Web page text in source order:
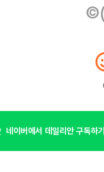
네이버에서 데일리안 구독하기